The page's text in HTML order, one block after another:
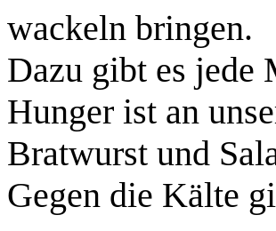
wackeln bringen.
Dazu gibt es jede
Hunger ist an
Bratwurst und
Gegen die Kälte